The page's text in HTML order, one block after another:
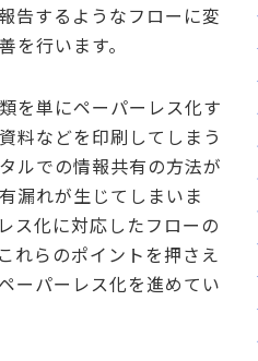
告するようなフローに変
を行います。
を単にペーパーレス化す
料などを印刷してしまう
ルでの情報共有の方法が
漏れが生じてしまいま
ス化に対応したフローの
れらのポイントを押さえ
ーパーレス化を進めてい